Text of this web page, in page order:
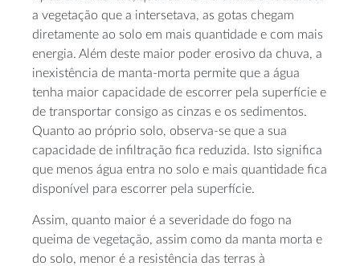
a vegetação que a intersetava, as gotas chegam
diretamente ao solo em mais quantidade e com mais
energia. Além deste maior poder erosivo da chuva, a
inexistência de manta-morta permite que a água
tenha maior capacidade de escorrer pela superfície e
de transportar consigo as cinzas e os sedimentos.
Quanto ao próprio solo, observa-se que a sua
capacidade de infiltração fica reduzida. Isto significa
que menos água entra no solo e mais quantidade fica
disponível para escorrer pela superfície.
Assim, quanto maior é a severidade do fogo na
queima de vegetação, assim como da manta morta e
do solo, menor é a resistência das terras à